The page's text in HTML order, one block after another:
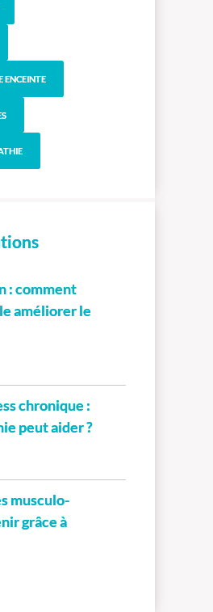
ENCEINTE
: comment
améliorer le
chronique :
peut aider ?
musculo-
grâce à